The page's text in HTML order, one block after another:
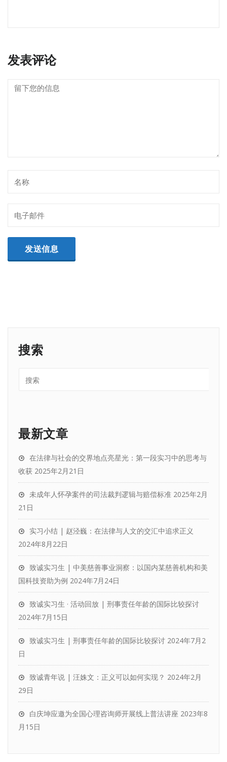
发表评论
搜索
最新文章
在法律与社会的交界地点亮星光：第一段实习中的思考与
收获 2025年2月21日
未成年人怀孕案件的司法裁判逻辑与赔偿标准 2025年2月
21日
实习小结 | 赵泾巍：在法律与人文的交汇中追求正义
2024年8月22日
致诚实习生 | 中美慈善事业洞察：以国内某慈善机构和美
国科技资助为例 2024年7月24日
致诚实习生 · 活动回放 | 刑事责任年龄的国际比较探讨
2024年7月15日
致诚实习生 | 刑事责任年龄的国际比较探讨 2024年7月2
日
致诚青年说 | 汪姝文：正义可以如何实现？ 2024年2月
29日
白庆坤应邀为全国心理咨询师开展线上普法讲座 2023年8
月15日